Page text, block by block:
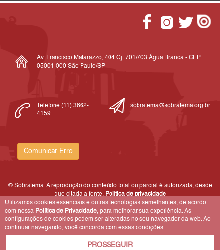
Av. Francisco Matarazzo, 404 Cj. 701/703 Água Branca - CEP
05001-000 São Paulo/SP
Telefone (11) 3662-
4159
sobratema@sobratema.org.br
Comunicar Erro
© Sobratema. A reprodução do conteúdo total ou parcial é autorizada, desde
que citada a fonte. Política de privacidade
Utilizamos cookies essenciais e outras tecnologias semelhantes, de acordo
com nossa Política de Privacidade, para melhorar sua experiência. As
configurações de cookies podem ser alteradas no seu navegador da web. Ao
continuar navegando, você concorda com essas condições.
PROSSEGUIR